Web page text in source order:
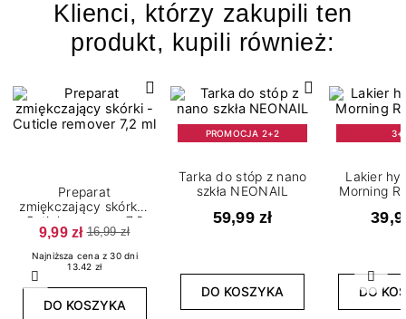
Klienci, którzy zakupili ten
produkt, kupili również:
Poprzedni
Preparat
zmiękczający skórki -
Cuticle remover 7,2
ml
9,99 zł 16,99 zł
Najniższa cena z 30 dni
13.42 zł
DO KOSZYKA
PROMOCJA 2+2
Tarka do stóp z nano
szkła NEONAIL
59,99 zł
DO KOSZYKA
Lakier
Morning
DO